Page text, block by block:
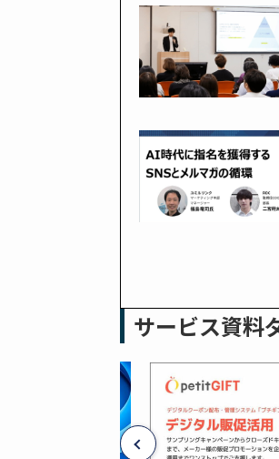
サービス資料